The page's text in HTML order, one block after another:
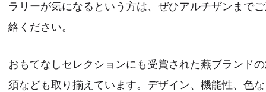
ラリーが気になるという方は、ぜひアルチザンまで
絡ください。
おもてなしセレクションにも受賞された燕ブランド
須なども取り揃えています。デザイン、機能性、色